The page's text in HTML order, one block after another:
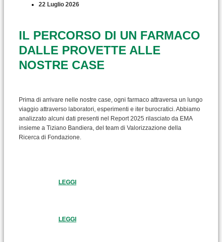
22 Luglio 2026
IL PERCORSO DI UN FARMACO
DALLE PROVETTE ALLE
NOSTRE CASE
Prima di arrivare nelle nostre case, ogni farmaco attraversa un lungo
viaggio attraverso laboratori, esperimenti e iter burocratici. Abbiamo
analizzato alcuni dati presenti nel Report 2025 rilasciato da EMA
insieme a Tiziano Bandiera, del team di Valorizzazione della
Ricerca di Fondazione.
LEGGI
LEGGI